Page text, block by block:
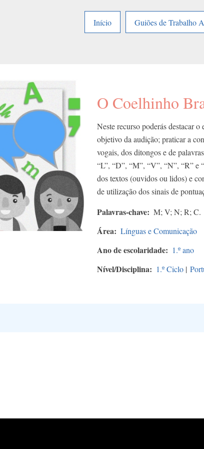
Início
Guiões de Trabalho
O Coelhinho
Neste recurso poderás destacar
objetivo da audição; praticar a
vogais, dos ditongos e de
“L”, “D”, “M”, “V”, “N”, “R” e
dos textos (ouvidos ou lidos) e
de utilização dos sinais de
Palavras-chave M; V; N; R; C.
Área Línguas e Comunicação
Ano de escolaridade 1.º ano
Nível/Disciplina 1.º Ciclo |